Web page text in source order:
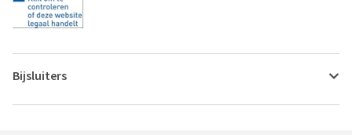
Bijsluiters